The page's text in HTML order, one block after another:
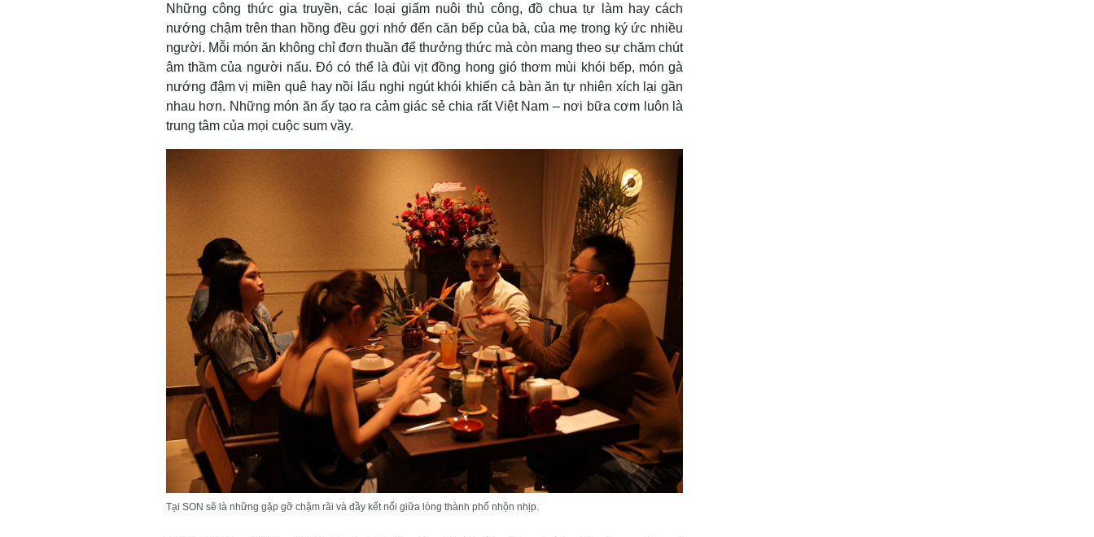
Những công thức gia truyền, các loại giấm nuôi thủ công, đồ chua tự làm hay cách
nướng chậm trên than hồng đều gợi nhớ đến căn bếp của bà, của mẹ trong ký ức nhiều
người. Mỗi món ăn không chỉ đơn thuần để thưởng thức mà còn mang theo sự chăm chút
âm thầm của người nấu. Đó có thể là đùi vịt đồng hong gió thơm mùi khói bếp, món gà
nướng đậm vị miền quê hay nồi lẩu nghi ngút khói khiến cả bàn ăn tự nhiên xích lại gần
nhau hơn. Những món ăn ấy tạo ra cảm giác sẻ chia rất Việt Nam – nơi bữa cơm luôn là
trung tâm của mọi cuộc sum vầy.
Tại SON sẽ là những gặp gỡ chậm rãi và đầy kết nối giữa lòng thành phố nhộn nhịp.